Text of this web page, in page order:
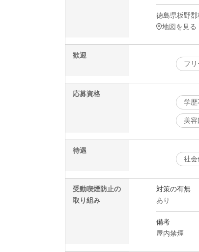
徳島県板野
地図を見る
歓迎
フ
応募資格
学歴
美
待遇
社会
受動喫煙防止の
取り組み
対策の有無
あり
備考
屋内禁煙